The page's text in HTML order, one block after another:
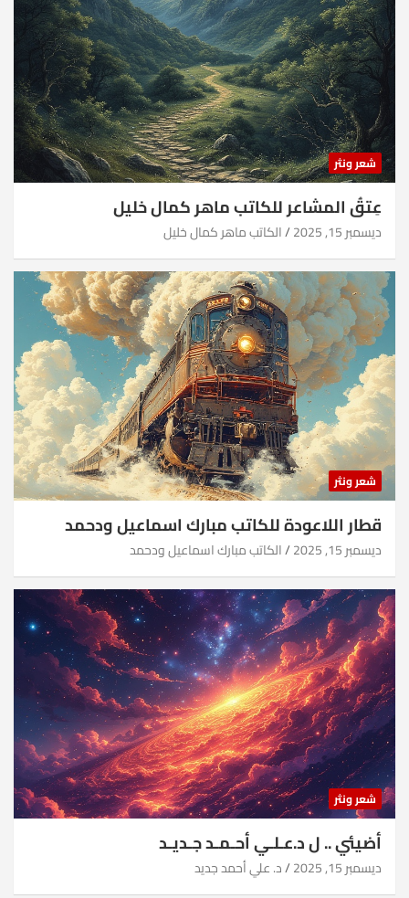
شعر ونثر
عِتقُ المشاعر للكاتب ماهر كمال خليل
ديسمبر 15, 2025 الكاتب ماهر كمال خليل
شعر ونثر
قطار اللاعودة للكاتب مبارك اسماعيل ودحمد
ديسمبر 15, 2025 الكاتب مبارك اسماعيل ودحمد
شعر ونثر
أضيئي .. ل د.عـلـي أحـمـد جـديـد
ديسمبر 15, 2025 د. علي أحمد جديد